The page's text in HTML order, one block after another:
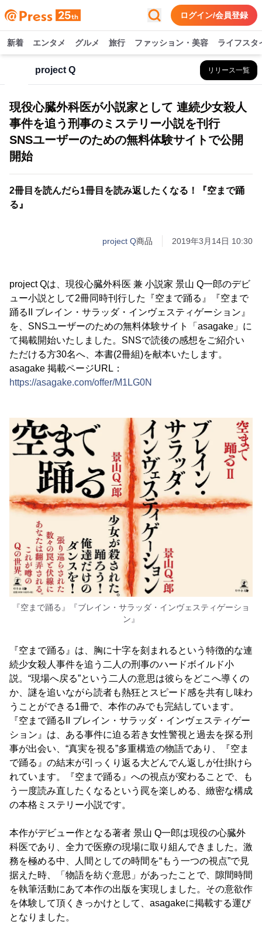
ログイン/会員登録
新着 エンタメ グルメ 旅行 ファッション・美容 ライフスタ
project Q リリース一覧
現役心臓外科医が小説家として 連続少女殺人
事件を追う刑事のミステリー小説を刊行
SNSユーザーのための無料体験サイトで公開
開始
2冊目を読んだら1冊目を読み返したくなる！『空まで踊
る』
project Q商品 2019年3月14日 10:30
project Qは、現役心臓外科医 兼 小説家 景山 Q一郎のデビ
ュー小説として2冊同時刊行した『空まで踊る』『空まで
踊るII ブレイン・サラッダ・インヴェスティゲーション』
を、SNSユーザーのための無料体験サイト「asagake」に
て掲載開始いたしました。SNSで読後の感想をご紹介い
ただける方30名へ、本書(2冊組)を献本いたします。
asagake 掲載ページURL：
https://asagake.com/offer/M1LG0N
『空まで踊る』『ブレイン・サラッダ・インヴェスティゲーショ
ン』
『空まで踊る』は、胸に十字を刻まれるという特徴的な連
続少女殺人事件を追う二人の刑事のハードボイルド小
説。“現場へ戻る”という二人の意思は彼らをどこへ導くの
か、謎を追いながら読者も熱狂とスピード感を共有し味わ
うことができる1冊で、本作のみでも完結しています。
『空まで踊るII ブレイン・サラッダ・インヴェスティゲー
ション』は、ある事件に迫る若き女性警視と過去を探る刑
事が出会い、“真実を視る”多重構造の物語であり、『空ま
で踊る』の結末が引っくり返る大どんでん返しが仕掛けら
れています。『空まで踊る』への視点が変わることで、も
う一度読み直したくなるという罠を楽しめる、緻密な構成
の本格ミステリー小説です。
本作がデビュー作となる著者 景山 Q一郎は現役の心臓外
科医であり、全力で医療の現場に取り組んできました。激
務を極める中、人間としての時間を“もう一つの視点”で見
据えた時、「物語を紡ぐ意思」があったことで、隙間時間
を執筆活動にあて本作の出版を実現しました。その意欲作
を体験して頂くきっかけとして、asagakeに掲載する運び
となりました。